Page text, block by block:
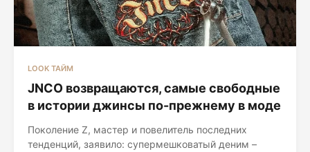
LOOK ТАЙМ
JNCO возвращаются, самые свободные
в истории джинсы по-прежнему в моде
Поколение Z, мастер и повелитель последних
тенденций, заявило: супермешковатый деним –